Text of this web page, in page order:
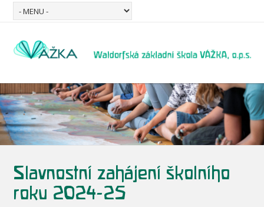
Slavnostní zahájení školního
roku 2024-25